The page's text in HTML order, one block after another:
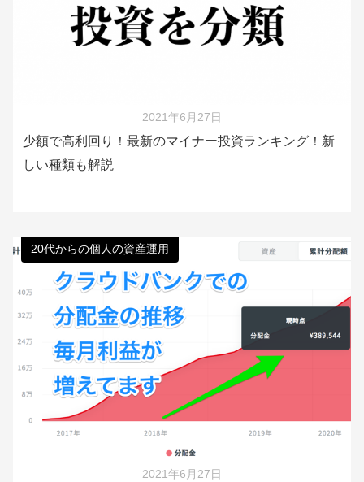
2021年6月27日
少額で高利回り！最新のマイナー投資ランキング！新
しい種類も解説
20代からの個人の資産運用
2021年6月27日